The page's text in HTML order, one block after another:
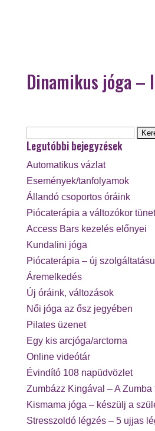
Dinamikus jóga –
Legutóbbi bejegyzések
Automatikus vázlat
Események/tanfolyamok
Állandó csoportos óráink
Piócaterápia a változókor
Access Bars kezelés előnyei
Kundalini jóga
Piócaterápia – új
Áremelkedés
Új óráink, változások
Női jóga az ősz jegyében
Pilates üzenet
Egy kis arcjóga/arctorna
Online videótár
Évindító 108 napüdvözlet
Zumbázz Kingával – A Zumba
Kismama jóga – készülj a
Stresszoldó légzés – 5 ujjas